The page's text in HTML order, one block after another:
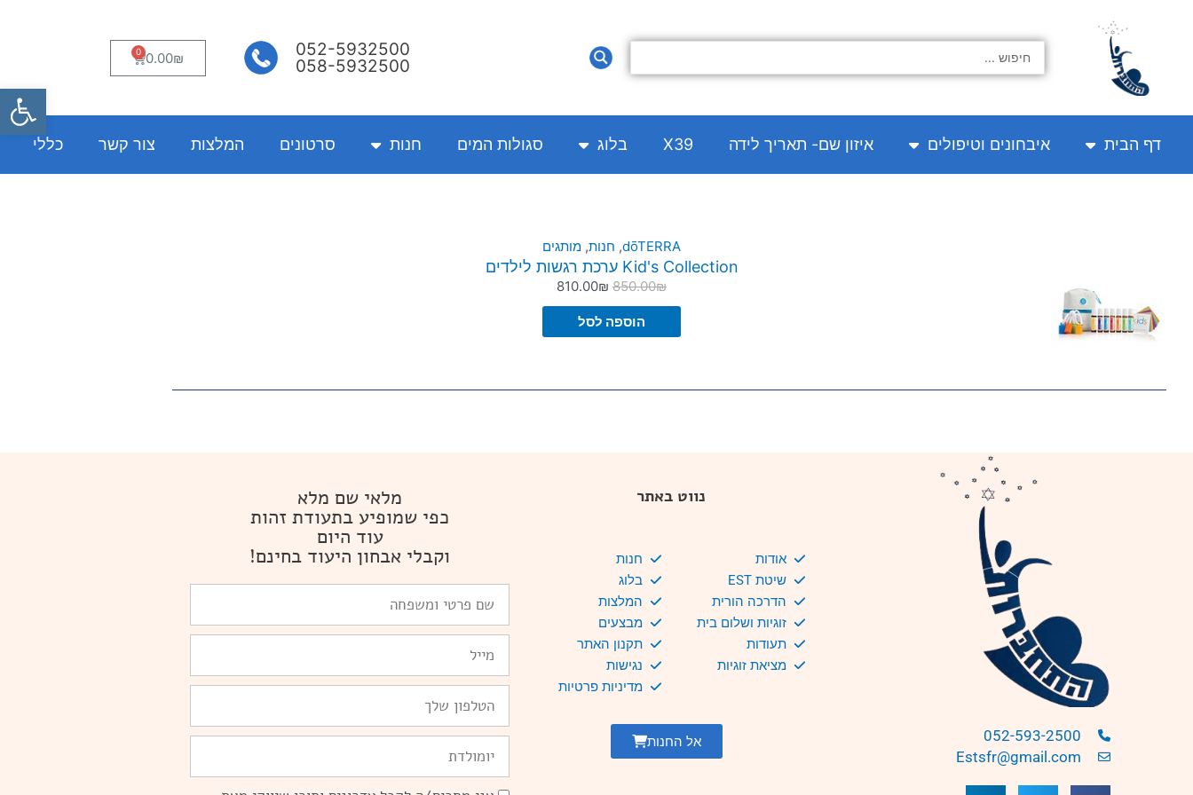
...
052-5932500
058-5932500
0.00₪
0
עגלת
קניות
דף הבית איבחונים וטיפולים איזון שם- תאריך לידה X39 בלוג סגולות המים חנות סרטונים המלצות צור קשר כללי
dōTERRA
, חנות, מותגים
Kid's Collection ערכת רגשות לילדים
850.00₪
המחיר
המקורי
היה:
850.00₪.
810.00₪
המחיר
הנוכחי
810.00₪.
הוספה לסל
052-593-2500
Estsfr@gmail.com
נווט באתר
אודות
שיטת EST
הדרכה הורית
זוגיות ושלום בית
תעודות
מציאת זוגיות
חנות
בלוג
המלצות
מבצעים
תקנון האתר
נגישות
מדיניות פרטיות
אל החנות
מלאי שם מלא
כפי שמופיע בתעודת זהות
עוד היום
וקבלי אבחון היעוד בחינם!
פרטי
ומשפחה